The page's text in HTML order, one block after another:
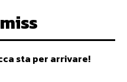
sta per arrivare!